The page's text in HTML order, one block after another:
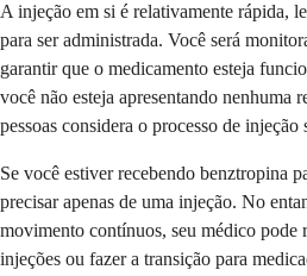
A injeção em si é relativamente rápida,
para ser administrada. Você será
garantir que o medicamento esteja
você não esteja apresentando nenhuma
pessoas considera o processo de
Se você estiver recebendo benztropina
precisar apenas de uma injeção. No
movimento contínuos, seu médico pode
injeções ou fazer a transição para